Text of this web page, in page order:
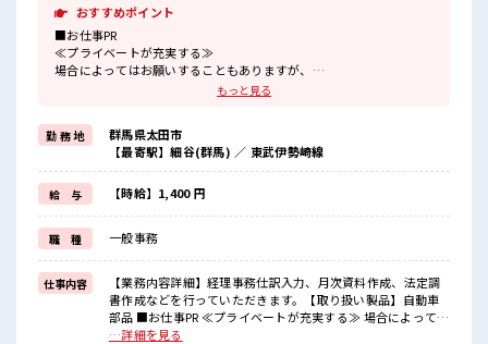
おすすめポイント
■お仕事PR
≪プライベートが充実する≫
場合によってはお願いすることもありますが、
派手過ぎなければ髪型や髪色自由♪
(規定有)≪動きやすい制服アリ≫
制服があるので、
毎日の服装の悩み解消♪
≪未経験の方も大カンゲイ≫
新しいことにチャレンジするのは不安だけど、
しっかり働く環境が整っています！
イチからスキルUP・ステップUP目指していきましょう！
≪自分に合った期間で働ける≫
福利厚生が整った派遣のお仕事です！
■職場の雰囲気
派手すぎなければ多少のヘアカラーもOKなのはウレシイPoint☆
もっと見る
勤 務 地
群馬県太田市
【最寄駅】細谷(群馬) ／ 東武伊勢崎線
給 与 【時給】1,400 円
職 種 一般事務
仕事内容
【業務内容詳細】経理事務仕訳入力、月次資料作成、法定調
書作成などを行っていただきます。【取り扱い製品】自動車
部品 ■お仕事PR ≪プライベートが充実する≫ 場合によっては
お願いすることもありますが、 残業はほとんどナシ！ ≪モチ
…詳細を見る